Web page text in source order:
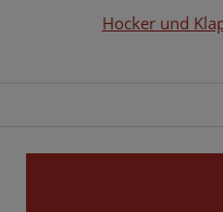
Hocker und